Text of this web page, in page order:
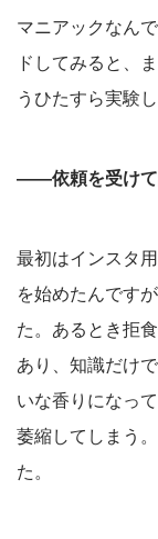
マニアックなん
ドしてみると、
うひたすら実験
――依頼を受けて
最初はインスタ
を始めたんです
た。あるとき拒
あり、知識だけ
いな香りになっ
萎縮してしまう
た。